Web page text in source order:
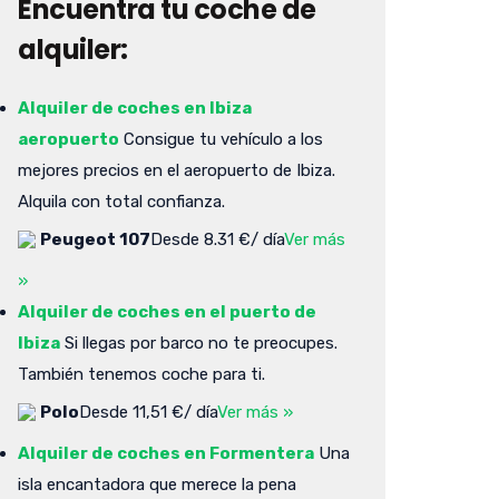
Encuentra tu coche de
alquiler:
Alquiler de coches en Ibiza
aeropuerto Consigue tu vehículo a los
mejores precios en el aeropuerto de Ibiza.
Alquila con total confianza.
Peugeot 107Desde 8.31 €/ díaVer más
»
Alquiler de coches en el puerto de
Ibiza Si llegas por barco no te preocupes.
También tenemos coche para ti.
PoloDesde 11,51 €/ díaVer más »
Alquiler de coches en Formentera Una
isla encantadora que merece la pena